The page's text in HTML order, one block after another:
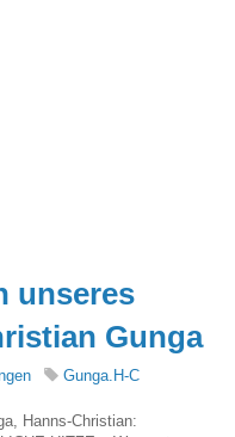
unseres
Gunga
Gunga.H-C
Hanns-Christian: